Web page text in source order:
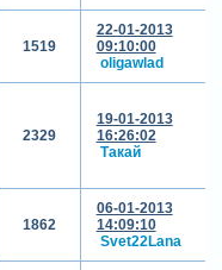
1519
22-01-2013
09:10:00
oligawlad
2329
19-01-2013
16:26:02
Такай
1862
06-01-2013
14:09:10
Svet22Lana